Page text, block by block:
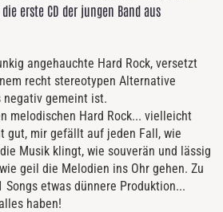
erste CD der jungen Band aus
angehauchte Hard Rock, versetzt
recht stereotypen Alternative
negativ gemeint ist.
melodischen Hard Rock... vielleicht
gut, mir gefällt auf jeden Fall, wie
Musik klingt, wie souverän und lässig
geil die Melodien ins Ohr gehen. Zu
etwas dünnere Produktion...
haben!